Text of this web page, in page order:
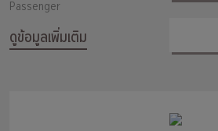
Passenger
ดูข้อมูลเพิ่มเติม